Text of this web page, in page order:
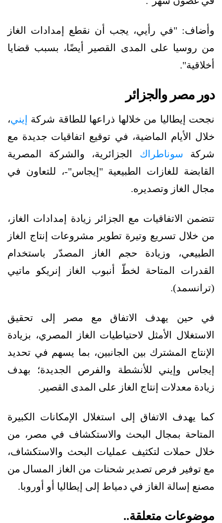
وأضاف: "في رأيي، يجب أن نقطع إمدادات الغاز
من روسيا على المدى القصير أيضًا، بسبب قضايا
أخلاقية".
دور مصر والجزائر
نجحت إيطاليا من خلالها ذراعها للطاقة شركة إيني،
خلال الأيام الماضية، في توقيع اتفاقيات جديدة مع
شركة سوناطراك الجزائرية، والشركة المصرية
القابضة للغازات الطبيعية "إيجاس"-، للتعاون في
مجال الغاز وتصديره.
تتضمن الاتفاقيات مع الجزائر زيادة إمدادات الغاز،
من خلال تسريع وتيرة تطوير مشروعات إنتاج الغاز
الطبيعي، وزيادة حجم الغاز المصدّر باستخدام
القدرات المتاحة لخطّ أنبوب الغاز إنريكو ماتيي
(ترانسمد).
في حين يهدف الاتفاق مع مصر إلى تحقيق
الاستغلال الأمثل لاحتياطيات الغاز المصري، بزيادة
الإنتاج المشترك بين الجانبين، بما يسهم في تحديد
إيجاس وإيني للأنشطة والفرص الجديدة؛ بهدف
زيادة معدلات إنتاج الغاز على المدى القصير.
كما يهدف الاتفاق إلى استغلال الإمكانات الكبيرة
المتاحة بمجال البحث والاستكشاف في مصر، من
خلال حملات لتكثيف عمليات البحث والاستكشاف،
مع توفير فرص تصدير شحنات من الغاز المسال من
مصنع إسالة الغاز في دمياط إلى إيطاليا أو أوروبا.
موضوعات متعلقة..